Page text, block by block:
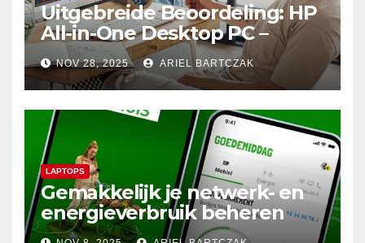
Uitgebreide Beoordeling: HP
All-in-One Desktop PC –
Krachtige Prestaties en
Minimalistisch Design in
Perfecte Harmonie
NOV 28, 2025 ARIEL BARTCZAK
LAPTOPS
Gemakkelijk je netwerk- en
energieverbruik beheren
met de Budget Thuis App